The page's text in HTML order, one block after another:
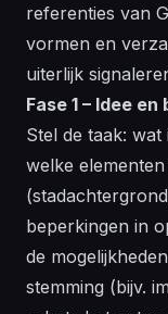
referenties van
vormen en
uiterlijk
Fase 1 – Idee
Stel de taak:
welke
beperkingen in
de
stemming (bijv.